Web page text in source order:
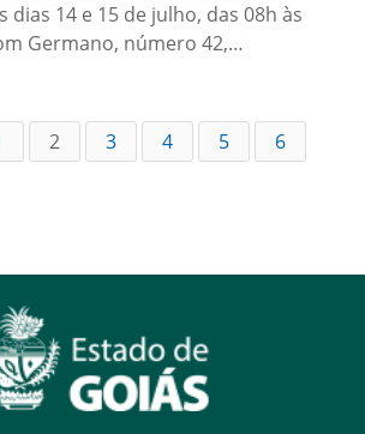
dias 14 e 15 de julho, das 08h às
Germano, número 42,…
2 3 4 5
6